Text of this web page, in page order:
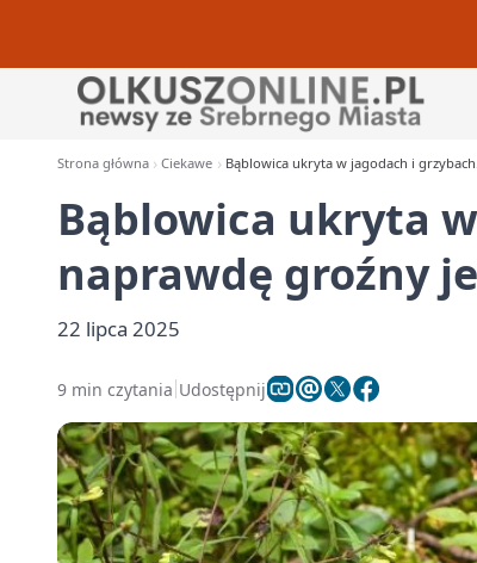
Strona główna Ciekawe Bąblowica ukryta w jagodach i
Bąblowica ukryta
naprawdę groźny
22 lipca 2025
9 min czytania Udostępnij